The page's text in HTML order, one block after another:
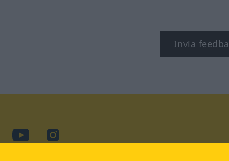
Invia
YouTubeInstagram